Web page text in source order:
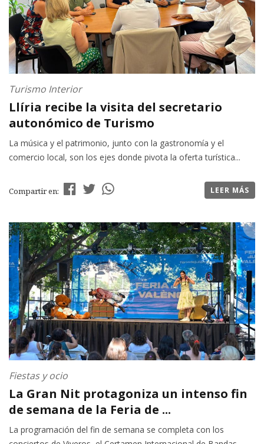
Turismo Interior
Llíria recibe la visita del secretario
autonómico de Turismo
La música y el patrimonio, junto con la gastronomía y el
comercio local, son los ejes donde pivota la oferta turística...
Compartir en: LEER MÁS
Fiestas y ocio
La Gran Nit protagoniza un intenso fin
de semana de la Feria de ...
La programación del fin de semana se completa con los